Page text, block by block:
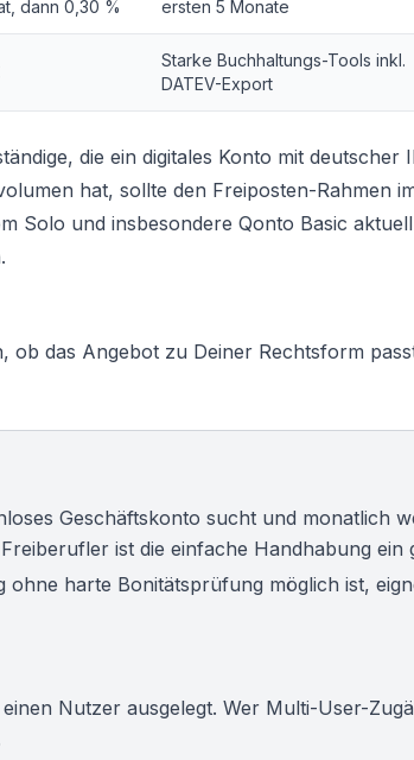
dann 0,30 %
ersten 5 Monate
Starke Buchhaltungs-Tools inkl.
DATEV-Export
die ein digitales Konto mit deutscher
hat, sollte den Freiposten-Rahmen
Solo und insbesondere Qonto Basic
das Angebot zu Deiner Rechtsform
Geschäftskonto sucht und monatlich
Freiberufler ist die einfache Handhabung
ohne harte Bonitätsprüfung möglich ist,
Nutzer ausgelegt. Wer Multi-User-